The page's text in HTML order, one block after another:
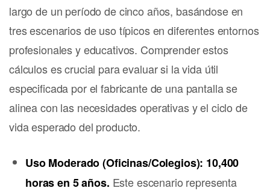
largo de un período de cinco años, basándose en
tres escenarios de uso típicos en diferentes entornos
profesionales y educativos. Comprender estos
cálculos es crucial para evaluar si la vida útil
especificada por el fabricante de una pantalla se
alinea con las necesidades operativas y el ciclo de
vida esperado del producto.
Uso Moderado (Oficinas/Colegios): 10,400
horas en 5 años. Este escenario representa